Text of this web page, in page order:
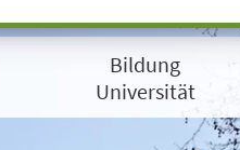
Bildung
Universität